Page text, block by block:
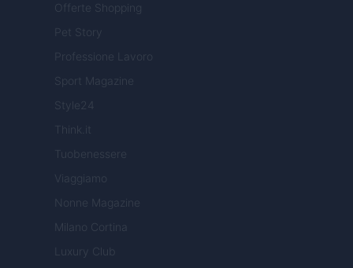
Offerte Shopping
Pet Story
Professione Lavoro
Sport Magazine
Style24
Think.it
Tuobenessere
Viaggiamo
Nonne Magazine
Milano Cortina
Luxury Club